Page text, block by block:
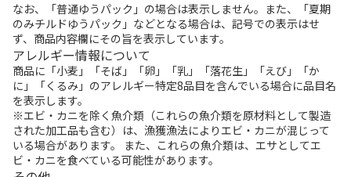
なお、「普通ゆうパック」の場合は表示しません。また、「夏期
のみチルドゆうパック」などとなる場合は、記号での表示はせ
ず、商品内容欄にその旨を表示しています。
アレルギー情報について
商品に「小麦」「そば」「卵」「乳」「落花生」「えび」「か
に」「くるみ」のアレルギー特定8品目を含んでいる場合に品目名
を表示します。
※エビ・カニを除く魚介類（これらの魚介類を原材料として製造
された加工品も含む）は、漁獲漁法によりエビ・カニが混じって
いる場合があります。 また、これらの魚介類は、エサとしてエ
ビ・カニを食べている可能性があります。